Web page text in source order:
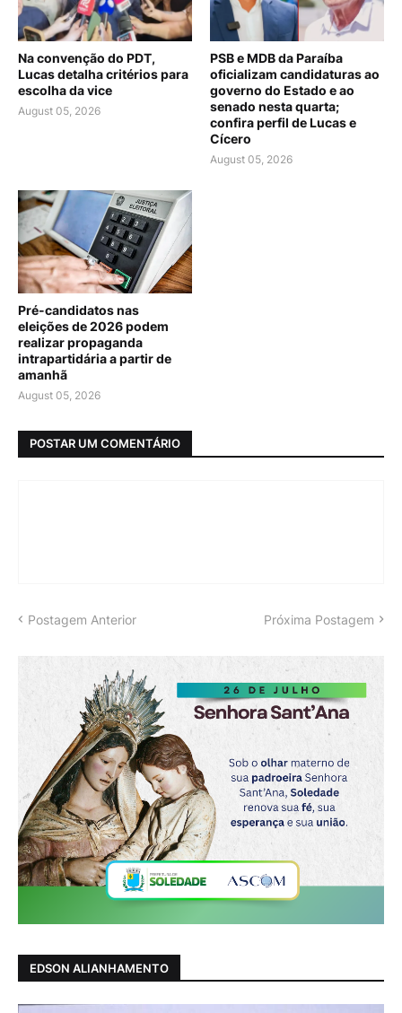
Na convenção do PDT,
Lucas detalha critérios para
escolha da vice
August 05, 2026
PSB e MDB da Paraíba
oficializam candidaturas ao
governo do Estado e ao
senado nesta quarta;
confira perfil de Lucas e
Cícero
August 05, 2026
Pré-candidatos nas
eleições de 2026 podem
realizar propaganda
intrapartidária a partir de
amanhã
August 05, 2026
POSTAR UM COMENTÁRIO
Postagem Anterior Próxima Postagem
EDSON ALIANHAMENTO